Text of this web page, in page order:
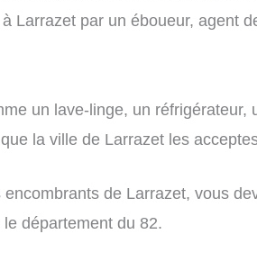
Larrazet par un éboueur, agent
un lave-linge, un réfrigérateur,
la ville de Larrazet les
de Larrazet, vous
département du 82.